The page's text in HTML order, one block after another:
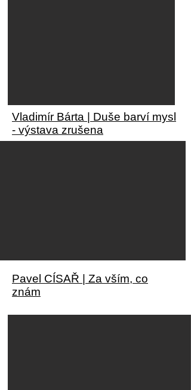
Vladimír Bárta | Duše barví mysl
- výstava zrušena
Pavel CÍSAŘ | Za vším, co
znám